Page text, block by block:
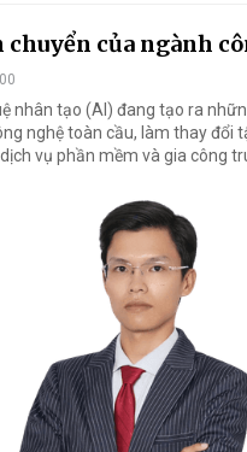
chuyển của ngành
nhân tạo (AI) đang tạo ra
nghệ toàn cầu, làm thay đổi
vụ phần mềm và gia công